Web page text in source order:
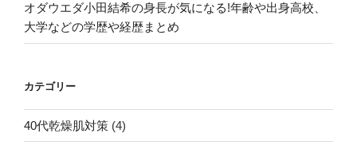
オダウエダ小田結希の身長が気になる!年齢や出身高校、
大学などの学歴や経歴まとめ
カテゴリー
40代乾燥肌対策 (4)